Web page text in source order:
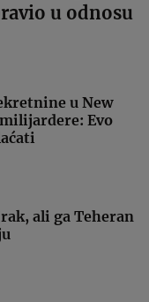
u odnosu
u New
Evo
ali ga Teheran